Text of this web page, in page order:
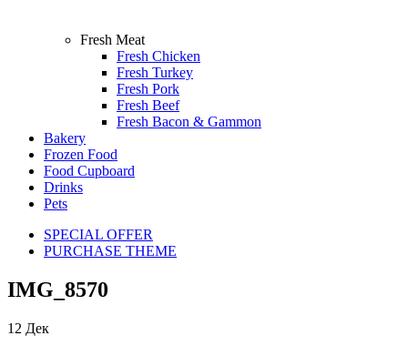
Fresh Meat
Fresh Chicken
Fresh Turkey
Fresh Pork
Fresh Beef
Fresh Bacon & Gammon
Bakery
Frozen Food
Food Cupboard
Drinks
Pets
SPECIAL OFFER
PURCHASE THEME
IMG_8570
12 Дек